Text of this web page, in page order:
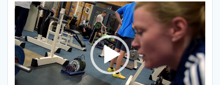
Video-
Player